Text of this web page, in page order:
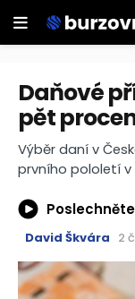
Daňové
pět
Výběr daní v
prvního pololetí v
David Škvára 2